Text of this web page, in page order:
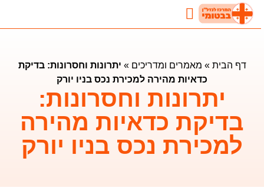
דף הבית»מאמרים ומדריכים»יתרונות וחסרונות: בדיקת
כדאיות מהירה למכירת נכס בניו יורק
יתרונות וחסרונות:
בדיקת כדאיות מהירה
למכירת נכס בניו יורק